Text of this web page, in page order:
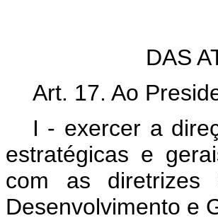
DAS
Art. 17. Ao
I - exercer a
estratégicas e
com as diretrizes
Desenvolvimento e